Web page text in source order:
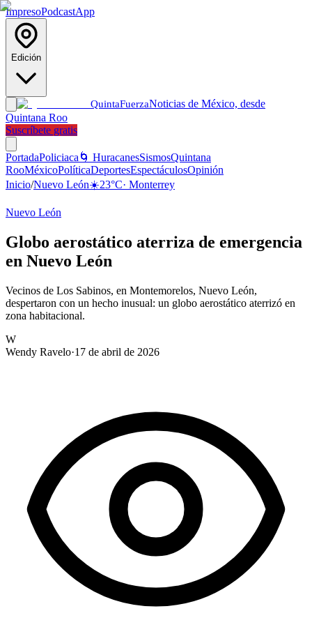
ImpresoPodcastApp
Edición
QuintaFuerzaNoticias de México, desde
Quintana Roo
Suscríbete gratis
PortadaPoliciaca 🌀 HuracanesSismosQuintana
RooMéxicoPolíticaDeportesEspectáculosOpinión
Inicio/Nuevo León☀️23°C· Monterrey
Nuevo León
Globo aerostático aterriza de emergencia
en Nuevo León
Vecinos de Los Sabinos, en Montemorelos, Nuevo León,
despertaron con un hecho inusual: un globo aerostático aterrizó en
zona habitacional.
W
Wendy Ravelo·17 de abril de 2026